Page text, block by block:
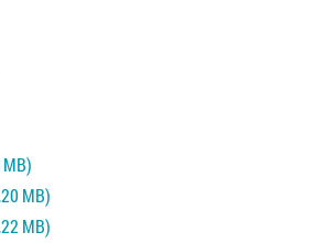
MB)
MB)
MB)